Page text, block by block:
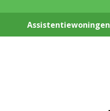
Assistentiewoningen